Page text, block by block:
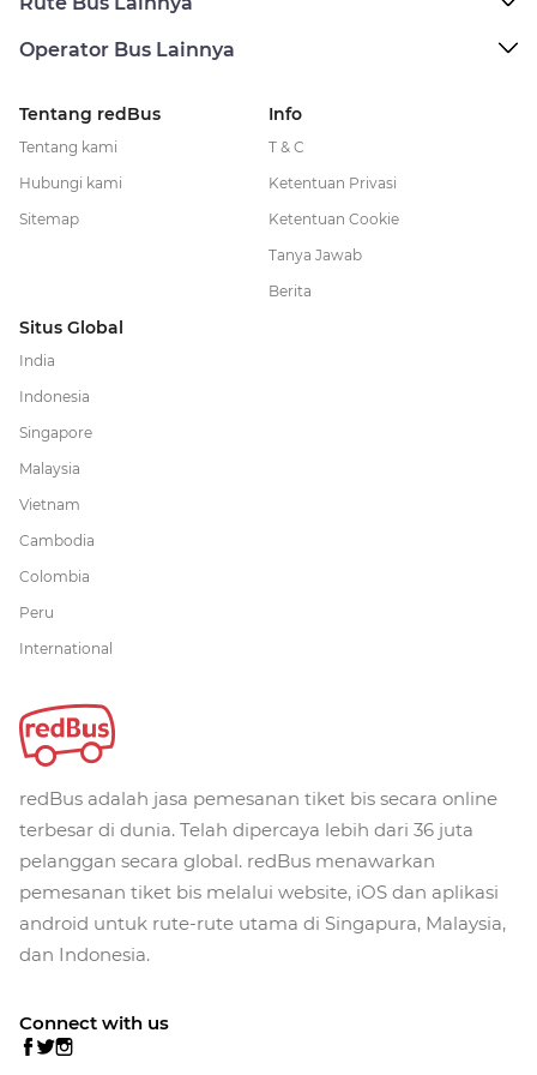
Operator Bus Lainnya
Tentang redBus
Tentang kami
Hubungi kami
Sitemap
Info
T & C
Ketentuan Privasi
Ketentuan Cookie
Tanya Jawab
Berita
Situs Global
India
Indonesia
Singapore
Malaysia
Vietnam
Cambodia
Colombia
Peru
International
redBus adalah jasa pemesanan tiket bis secara online
terbesar di dunia. Telah dipercaya lebih dari 36 juta
pelanggan secara global. redBus menawarkan
pemesanan tiket bis melalui website, iOS dan aplikasi
android untuk rute-rute utama di Singapura, Malaysia,
dan Indonesia.
Connect with us